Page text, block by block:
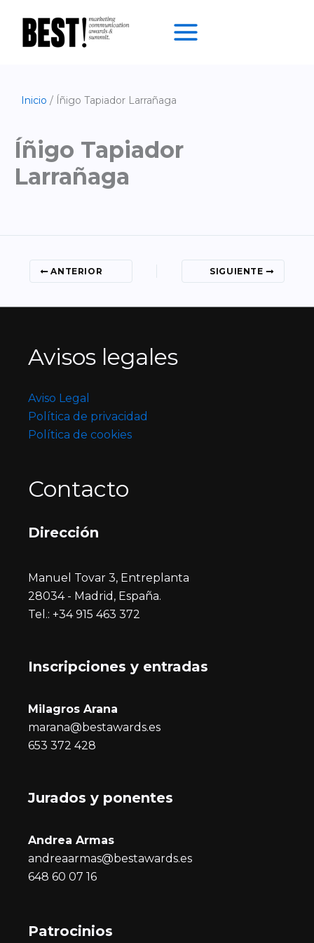
contenido
Inicio Íñigo Tapiador Larrañaga
Íñigo Tapiador
Larrañaga
ANTERIOR SIGUIENTE
Avisos legales
Aviso Legal
Política de privacidad
Política de cookies
Contacto
Dirección
Manuel Tovar 3, Entreplanta
28034 - Madrid, España.
Tel.: +34 915 463 372
Inscripciones y entradas
Milagros Arana
marana@bestawards.es
653 372 428
Jurados y ponentes
Andrea Armas
andreaarmas@bestawards.es
648 60 07 16
Patrocinios